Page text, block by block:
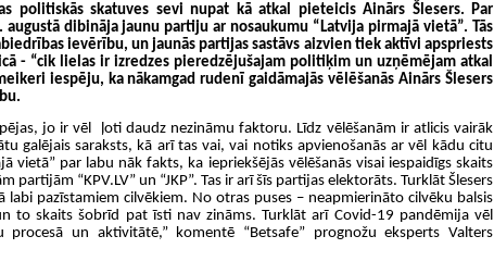
politiskās skatuves sevi nupat kā atkal pieteicis Ainārs Šlesers. Par
dibināja jaunu partiju ar nosaukumu “Latvija pirmajā vietā”. Tās
ievērību, un jaunās partijas sastāvs aizvien tiek aktīvi apspriests
- “cik lielas ir izredzes pieredzējušajam politiķim un uzņēmējam atkal
iespēju, ka nākamgad rudenī gaidāmajās vēlēšanās Ainārs Šlesers
.
jo ir vēl ļoti daudz nezināmu faktoru. Līdz vēlēšanām ir atlicis vairāk
galējais saraksts, kā arī tas vai, vai notiks apvienošanās ar vēl kādu citu
vietā” par labu nāk fakts, ka iepriekšējās vēlēšanās visai iespaidīgs skaits
“KPV.LV” un “JKP”. Tas ir arī šīs partijas elektorāts. Turklāt Šlesers
pazīstamiem cilvēkiem. No otras puses – neapmierināto cilvēku balsis
to skaits šobrīd pat īsti nav zināms. Turklāt arī Covid-19 pandēmija vēl
procesā un aktivitātē,” komentē “Betsafe” prognožu eksperts Valters